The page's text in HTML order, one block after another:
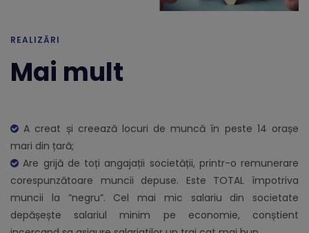
REALIZĂRI
Mai mult
A creat și creează locuri de muncă în peste 14 orașe
mari din țară;
Are grijă de toți angajații societății, printr-o remunerare
corespunzătoare muncii depuse. Este TOTAL împotriva
muncii la ”negru”. Cel mai mic salariu din societate
depășește salariul minim pe economie, conștient